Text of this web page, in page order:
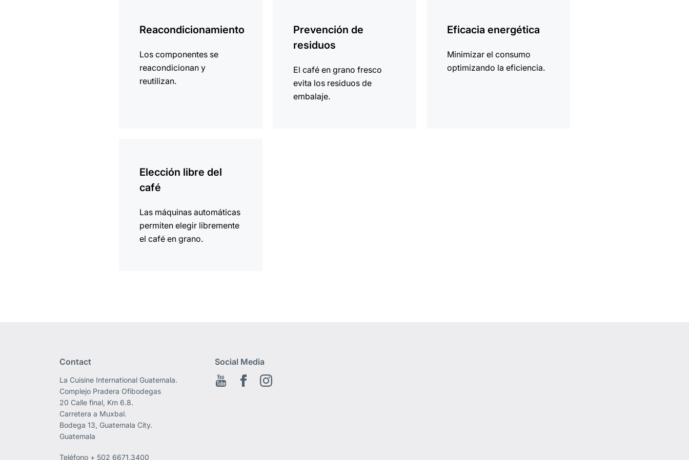
Reacondicionamiento
Los componentes se
reacondicionan y
reutilizan.
Prevención de
residuos
El café en grano fresco
evita los residuos de
embalaje.
Eficacia energética
Minimizar el consumo
optimizando la eficiencia.
Elección libre del
café
Las máquinas automáticas
permiten elegir libremente
el café en grano.
Contact
La Cuisine International Guatemala.
Complejo Pradera Ofibodegas
20 Calle final, Km 6.8.
Carretera a Muxbal.
Bodega 13, Guatemala City.
Guatemala
Teléfono + 502 6671.3400
Social Media
Youtube Facebook